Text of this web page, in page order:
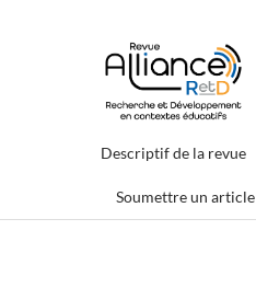
Descriptif de la revue
Soumettre un article